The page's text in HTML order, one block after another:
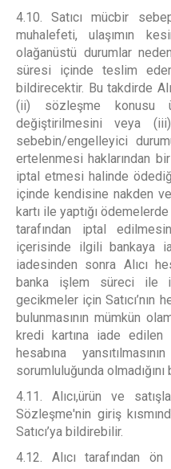
4.10. Satıcı mücbir
muhalefeti, ulaşımın
olağanüstü durumlar
süresi içinde teslim
bildirecektir. Bu takdirde
(ii) sözleşme konusu
değiştirilmesini veya
sebebin/engelleyici
ertelenmesi haklarından
iptal etmesi halinde
içinde kendisine nakden ve
kartı ile yaptığı
tarafından iptal
içerisinde ilgili bankaya
iadesinden sonra Alıcı
banka işlem süreci ile
gecikmeler için Satıcı’nın
bulunmasının mümkün
kredi kartına iade edilen
hesabına
sorumluluğunda
4.11. Alıcı,ürün ve
Sözleşme'nin giriş
Satıcı’ya bildirebilir.
4.12. Alıcı tarafından